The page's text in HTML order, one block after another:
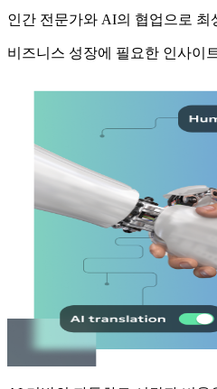
인간 전문가와 AI의 협업으로 최
비즈니스 성장에 필요한 인사이